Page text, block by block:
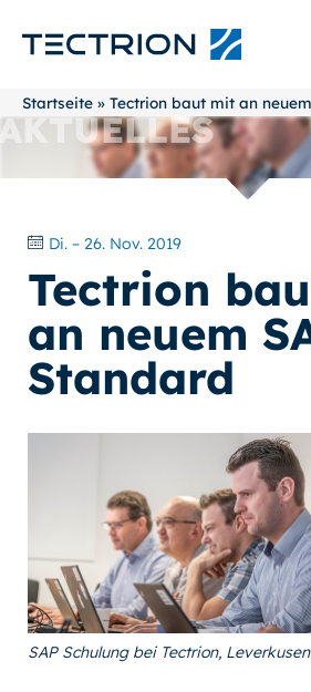
Startseite » Tectrion baut mit an
Di. – 26. Nov. 2019
Tectrion
an neuem
Standard
SAP Schulung bei Tectrion, Leverkusen